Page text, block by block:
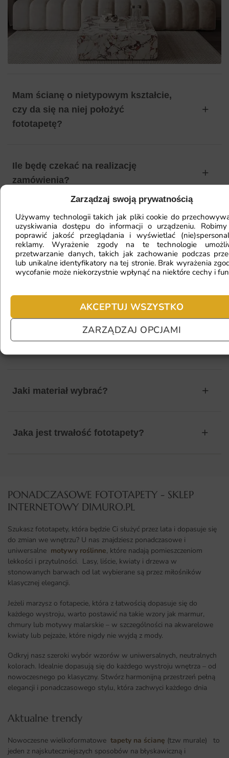
Zarządzaj swoją prywatnością
Używamy technologii takich jak pliki cookie do
uzyskiwania dostępu do informacji o urządzeniu.
poprawić jakość przeglądania i wyświetlać
reklamy. Wyrażenie zgody na te technologie
przetwarzanie danych, takich jak zachowanie podczas
lub unikalne identyfikatory na tej stronie. Brak wyrażenia
wycofanie może niekorzystnie wpłynąć na niektóre cechy i
AKCEPTUJ WSZYSTKO
ZARZĄDZAJ OPCJAMI
Mam ścianę o nietypowym kształcie,
czy da się na niej położyć
fototapetę?
Ile będę czekać na realizację
zamówienia?
Czy mogę zwrócić fototapetę?
Jak zamontować fototapetę? / Jak
przygotować ścianę?
Fototapeta ma inny kolor na telefonie
a inny na komputerze. Jak sprawdzić
Jaki materiał wybrać?
Jaka jest trwałość fototapety?
PONADCZASOWE FOTOTAPETY - SKLEP
INTERNETOWY DIMURO.PL​
Szukasz fototapety, która będzie Ci służyć przez lata i dopasuje się
do zmian we wnętrzu? U nas znajdziesz ponadczasowe i
uniwersalne motywy roślinne, które nadają pomieszczeniom
lekkości i przytulności. Lasy, liście, kwiaty i drzewa w
stonowanych barwach od lat wybierane są przez miłośników
klasycznej elegancji.
Jeżeli marzysz o fotapecie, która z łatwością dopasuje się do
każdego wystroju, warto postawić na takie wzory jak marmur,
chmury lub motywy malarskie – w szczególności na akwarelowe
kwiaty lub pejzaże, które nigdy nie wyjdą z mody.
Odkryj nasz szeroki wybór wzorów w uniwersalnych, neutralnych
kolorach. Idealnie dopasują się do każdego wystroju wnętrza – od
nowoczesnego po klasyczny. Stwórz harmonijną przestrzeń pełną
elegancji i ponadczasowego stylu, która zachwyci każdego dnia
Aktualne trendy​
Nowoczesne wielkoformatowe tapety na ścianę (tzw murale) to
jeden z najskuteczniejszych sposobów na błyskawiczną i